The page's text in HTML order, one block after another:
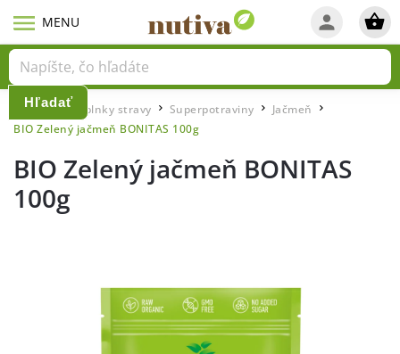
Hľadať
Domov / Doplnky stravy Superpotraviny Jačmeň
BIO Zelený jačmeň BONITAS 100g
BIO Zelený jačmeň BONITAS
100g